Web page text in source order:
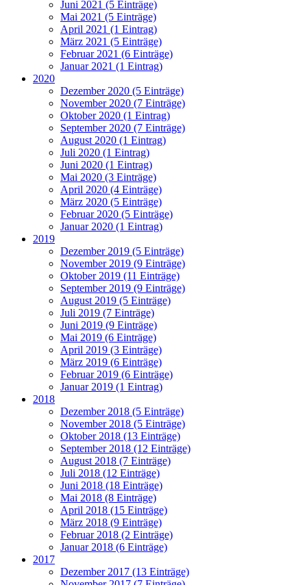
Juni 2021 (5 Einträge)
Mai 2021 (5 Einträge)
April 2021 (1 Eintrag)
März 2021 (5 Einträge)
Februar 2021 (6 Einträge)
Januar 2021 (1 Eintrag)
2020
Dezember 2020 (5 Einträge)
November 2020 (7 Einträge)
Oktober 2020 (1 Eintrag)
September 2020 (7 Einträge)
August 2020 (1 Eintrag)
Juli 2020 (1 Eintrag)
Juni 2020 (1 Eintrag)
Mai 2020 (3 Einträge)
April 2020 (4 Einträge)
März 2020 (5 Einträge)
Februar 2020 (5 Einträge)
Januar 2020 (1 Eintrag)
2019
Dezember 2019 (5 Einträge)
November 2019 (9 Einträge)
Oktober 2019 (11 Einträge)
September 2019 (9 Einträge)
August 2019 (5 Einträge)
Juli 2019 (7 Einträge)
Juni 2019 (9 Einträge)
Mai 2019 (6 Einträge)
April 2019 (3 Einträge)
März 2019 (6 Einträge)
Februar 2019 (6 Einträge)
Januar 2019 (1 Eintrag)
2018
Dezember 2018 (5 Einträge)
November 2018 (5 Einträge)
Oktober 2018 (13 Einträge)
September 2018 (12 Einträge)
August 2018 (7 Einträge)
Juli 2018 (12 Einträge)
Juni 2018 (18 Einträge)
Mai 2018 (8 Einträge)
April 2018 (15 Einträge)
März 2018 (9 Einträge)
Februar 2018 (2 Einträge)
Januar 2018 (6 Einträge)
2017
Dezember 2017 (13 Einträge)